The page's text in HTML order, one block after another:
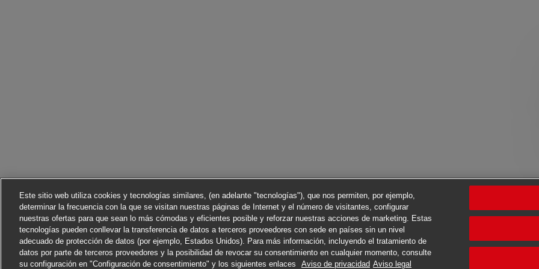
Este sitio web utiliza cookies y tecnologías similares, (en adelante "tecnologías"), que nos permiten, por ejemplo,
determinar la frecuencia con la que se visitan nuestras páginas de Internet y el número de visitantes, configurar
nuestras ofertas para que sean lo más cómodas y eficientes posible y reforzar nuestras acciones de marketing. Estas
tecnologías pueden conllevar la transferencia de datos a terceros proveedores con sede en países sin un nivel
adecuado de protección de datos (por ejemplo, Estados Unidos). Para más información, incluyendo el tratamiento de
datos por parte de terceros proveedores y la posibilidad de revocar su consentimiento en cualquier momento, consulte
su configuración en "Configuración de consentimiento" y los siguientes enlaces
Aviso de privacidad Aviso legal